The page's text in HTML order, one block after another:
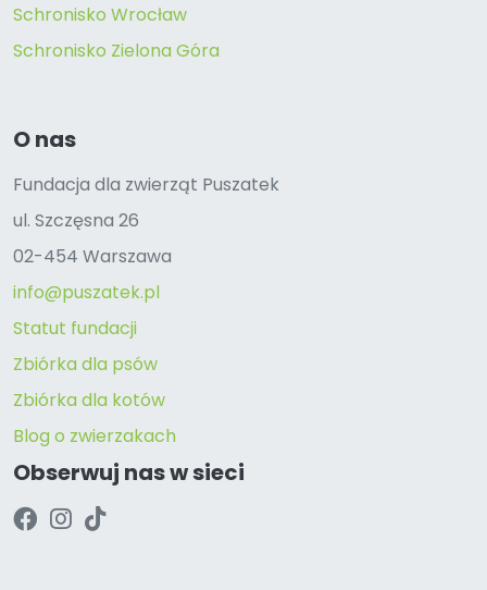
Schronisko Wrocław
Schronisko Zielona Góra
O nas
Fundacja dla zwierząt Puszatek
ul. Szczęsna 26
02-454 Warszawa
info@puszatek.pl
Statut fundacji
Zbiórka dla psów
Zbiórka dla kotów
Blog o zwierzakach
Obserwuj nas w sieci